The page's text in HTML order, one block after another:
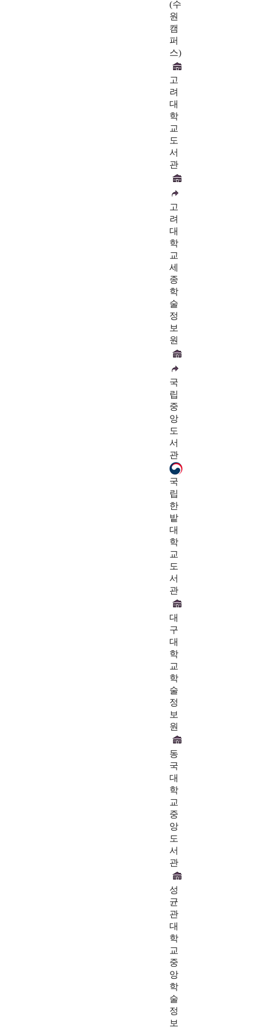
(수
원
캠
퍼
스)
고
려
대
학
교
도
서
관
고
려
대
학
교
세
종
학
술
정
보
원
국
립
중
앙
도
서
관
국
립
한
밭
대
학
교
도
서
관
대
구
대
학
교
학
술
정
보
원
동
국
대
학
교
중
앙
도
서
관
성
균
관
대
학
교
중
앙
학
술
정
보